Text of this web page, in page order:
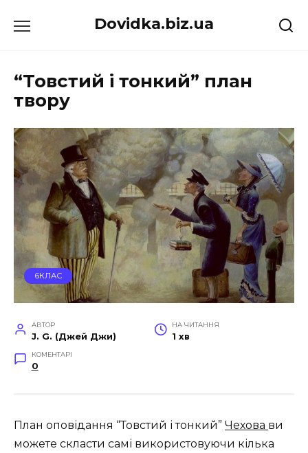
до
Dovidka.biz.ua
“Товстий і тонкий” план
твору
6КЛАС
АВТОР
J. G. (Джей Джи)
НА ЧИТАННЯ
1 хв
КОМЕНТАРІ
0
План оповідання “Товстий і тонкий” Чехова ви
можете скласти самі використовуючи кілька